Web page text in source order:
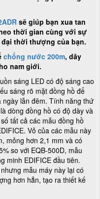
sẽ giúp bạn xua tan
thời gian cùng với sự
thời thượng của bạn.
chống nước 200m, dây
nam giới.
sáng LED có độ sáng cao
sáng rõ mặt đồng hồ để
lẫn đêm. Tính năng thứ
dòng đồng hồ có độ dày và
tất cả các mẫu đồng hồ
Vỏ của các mẫu này
mỏng hơn 2,1 mm và có
so với EQB-500D, mẫu
minh EDIFICE đầu tiên.
mẫu máy này lại có
hơn hẳn, tạo ra thiết kế